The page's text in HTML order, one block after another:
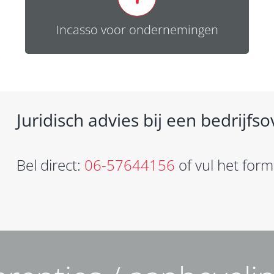
Incasso voor ondernemingen
Lees meer
Juridisch advies bij een
Bel direct: 06-57644156 of vul het